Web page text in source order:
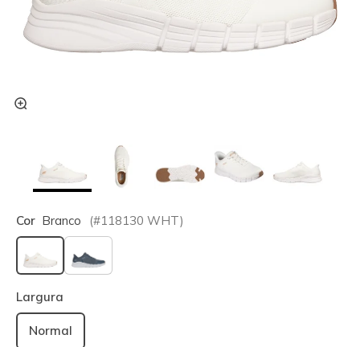
Cor Branco (#118130 WHT)
selecionado
Largura
Normal